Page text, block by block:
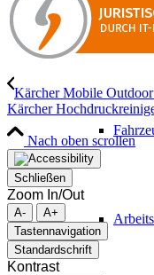
Kärcher Mobile
Kärcher
Nach oben scrollen
Schließen
Zoom In/Out
A-
A+
Tastennavigation
Standardschrift
Kontrast